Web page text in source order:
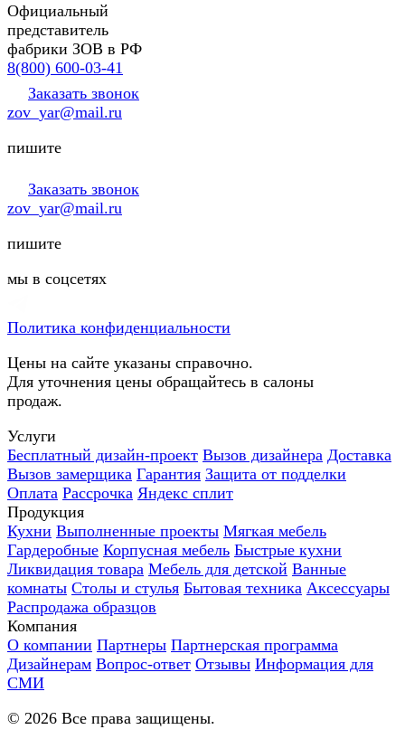
Официальный
представитель
фабрики ЗОВ в РФ
8(800) 600-03-41
Заказать звонок
zov_yar@mail.ru
пишите
Заказать звонок
zov_yar@mail.ru
пишите
мы в соцсетях
Политика конфиденциальности
Цены на сайте указаны справочно.
Для уточнения цены обращайтесь в салоны
продаж.
Услуги
Бесплатный дизайн-проект Вызов дизайнера Доставка
Вызов замерщика Гарантия Защита от подделки
Оплата Рассрочка Яндекс сплит
Продукция
Кухни Выполненные проекты Мягкая мебель
Гардеробные Корпусная мебель Быстрые кухни
Ликвидация товара Мебель для детской Ванные
комнаты Столы и стулья Бытовая техника Аксессуары
Распродажа образцов
Компания
О компании Партнеры Партнерская программа
Дизайнерам Вопрос-ответ Отзывы Информация для
СМИ
© 2026 Все права защищены.